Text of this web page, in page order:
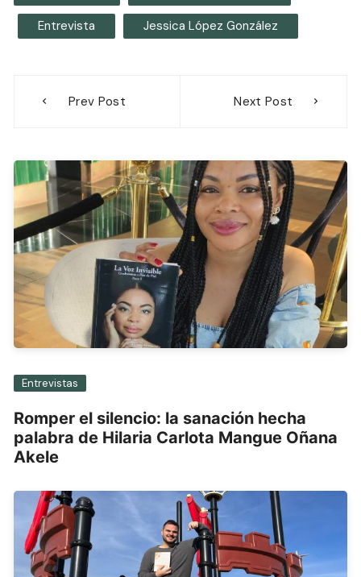
Entrevista Jessica López González
Prev Post Next Post
Entrevistas
Romper el silencio: la sanación hecha
palabra de Hilaria Carlota Mangue Oñana
Akele